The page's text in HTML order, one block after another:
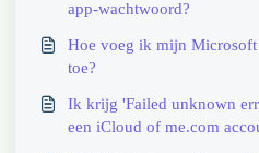
app-wachtwoord?
Hoe voeg ik mijn
toe?
Ik krijg 'Failed unknown
een iCloud of me.com